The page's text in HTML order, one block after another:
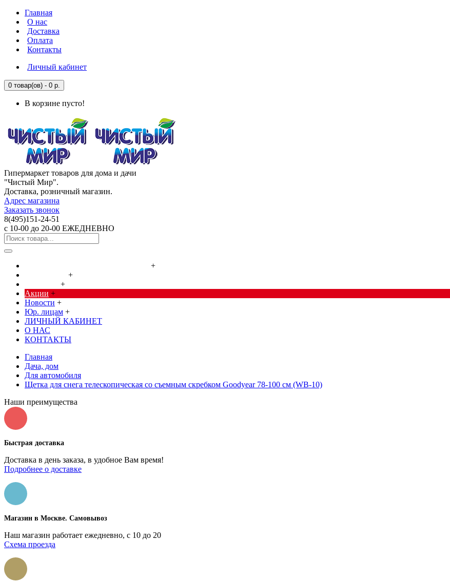
Главная
О нас
Доставка
Оплата
Контакты
Личный кабинет
0 товар(ов) - 0 р.
В корзине пусто!
Гипермаркет товаров для дома и дачи
"Чистый Мир".
Доставка, розничный магазин.
Адрес магазина
Заказать звонок
8(495)151-24-51
с 10-00 до 20-00 ЕЖЕДНЕВНО
+
+
+
Акции +
Новости +
Юр. лицам +
ЛИЧНЫЙ КАБИНЕТ
О НАС
КОНТАКТЫ
Главная
Дача, дом
Для автомобиля
Щетка для снега телескопическая со съемным скребком Goodyear 78-100 см (WB-10)
Наши преимущества
Быстрая доставка
Доставка в день заказа, в удобное Вам время!
Подробнее о доставке
Магазин в Москве. Самовывоз
Наш магазин работает ежедневно, с 10 до 20
Схема проезда